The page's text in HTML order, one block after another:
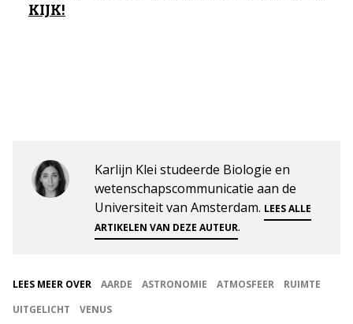
KIJK!
Karlijn Klei studeerde Biologie en
wetenschapscommunicatie aan de
Universiteit van Amsterdam. LEES ALLE
ARTIKELEN VAN DEZE AUTEUR.
LEES MEER OVER AARDE ASTRONOMIE ATMOSFEER
RUIMTE
UITGELICHT
VENUS